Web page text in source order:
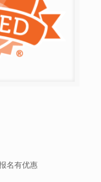
名有优惠